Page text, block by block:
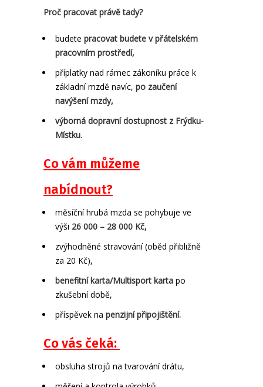
Proč pracovat právě tady?
budete pracovat budete v přátelském
pracovním prostředí,
příplatky nad rámec zákoníku práce k
základní mzdě navíc, po zaučení
navýšení mzdy,
výborná dopravní dostupnost z Frýdku-
Místku.
Co vám můžeme
nabídnout?
měsíční hrubá mzda se pohybuje ve
výši 26 000 – 28 000 Kč,
zvýhodněné stravování (oběd přibližně
za 20 Kč),
benefitní karta/Multisport karta po
zkušební době,
příspěvek na penzijní připojištění.
Co vás čeká:
obsluha strojů na tvarování drátu,